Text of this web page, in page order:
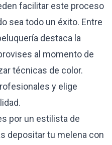
facilitar este proceso
sea todo un éxito. Entre
destaca la
al momento de
técnicas de color.
y elige
por un estilista de
depositar tu melena con